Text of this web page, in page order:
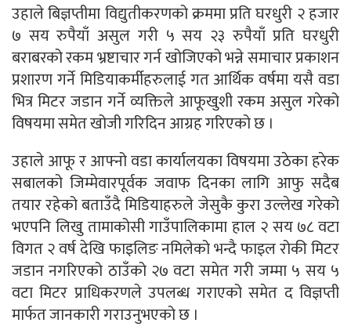
उहाले बिज्ञप्तीमा विद्युतीकरणको क्रममा प्रति घरधुरी २ हजार
७ सय रुपैयाँ असुल गरी ५ सय २३ रुपैयाँ प्रति घरधुरी
बराबरको रकम भ्रष्टाचार गर्न खोजिएको भन्ने समाचार प्रकाशन
प्रशारण गर्ने मिडियाकर्मीहरुलाई गत आर्थिक वर्षमा यसै वडा
भित्र मिटर जडान गर्ने व्यक्तिले आफूखुशी रकम असुल गरेको
विषयमा समेत खोजी गरिदिन आग्रह गरिएको छ ।
उहाले आफू र आफ्नो वडा कार्यालयका विषयमा उठेका हरेक
सबालको जिम्मेवारपूर्वक जवाफ दिनका लागि आफु सदैब
तयार रहेको बताउँदै मिडियाहरुले जेसुकै कुरा उल्लेख गरेको
भएपनि लिखु तामाकोसी गाउँपालिकामा हाल २ सय ७८ वटा
विगत २ वर्ष देखि फाइलिङ नमिलेको भन्दै फाइल रोकी मिटर
जडान नगरिएको ठाउँको २७ वटा समेत गरी जम्मा ५ सय ५
वटा मिटर प्राधिकरणले उपलब्ध गराएको समेत द विज्ञप्ती
मार्फत जानकारी गराउनुभएको छ ।